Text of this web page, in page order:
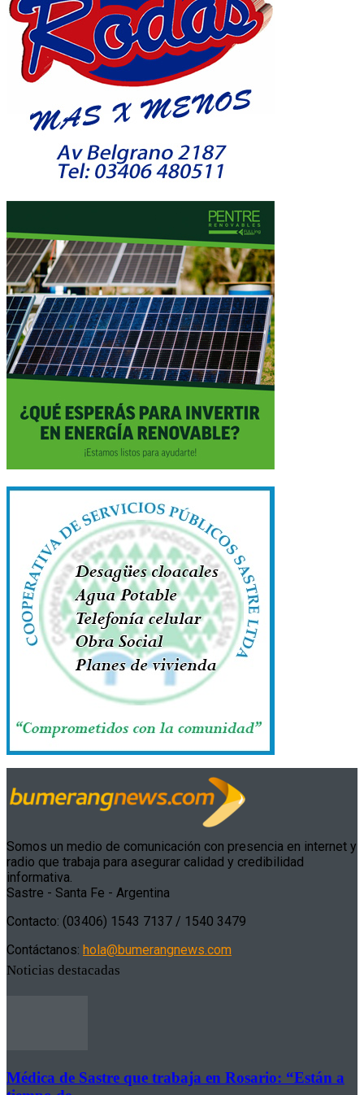
Somos un medio de comunicación con presencia en internet y
radio que trabaja para asegurar calidad y credibilidad
informativa.
Sastre - Santa Fe - Argentina
Contacto: (03406) 1543 7137 / 1540 3479
Contáctanos: hola@bumerangnews.com
Noticias destacadas
Médica de Sastre que trabaja en Rosario: “Están a